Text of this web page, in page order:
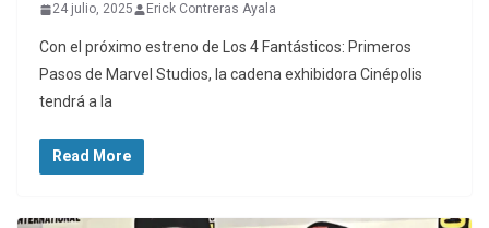
24 julio, 2025 Erick Contreras Ayala
Con el próximo estreno de Los 4 Fantásticos: Primeros
Pasos de Marvel Studios, la cadena exhibidora Cinépolis
tendrá a la
Read More